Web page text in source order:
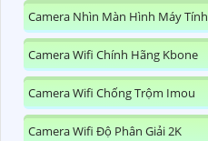
Camera Nhìn Màn Hình Máy Tính
Camera Wifi Chính Hãng Kbone
Camera Wifi Chống Trộm Imou
Camera Wifi Độ Phân Giải 2K